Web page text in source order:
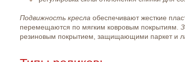
Подвижность кресла обеспечивают жесткие
перемещаются по мягким ковровым покрытиям.
резиновым покрытием, защищающими паркет и